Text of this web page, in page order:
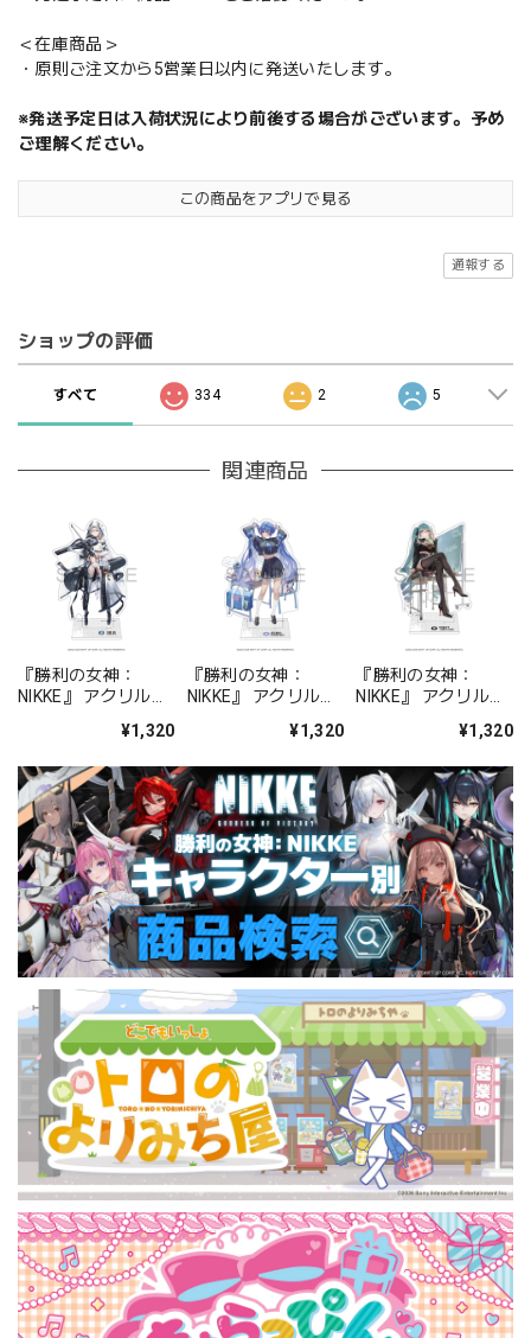
＜在庫商品＞
・原則ご注文から5営業日以内に発送いたします。
※発送予定日は入荷状況により前後する場合がございます。予め
ご理解ください。
この商品をアプリで見る
通報する
ショップの評価
すべて 334 2 5
関連商品
『勝利の女神：
NIKKE』 アクリルス
¥1,320
『勝利の女神：
NIKKE』 アクリルス
ォーチュンメイト
¥1,320
『勝利の女神：
NIKKE』 アクリルス
シャープレッスン
¥1,320